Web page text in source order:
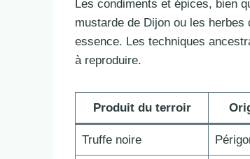
Les condiments et épices, bien
mustarde de Dijon ou les
essence. Les techniques
à reproduire.
Produit du terroir
Truffe noire